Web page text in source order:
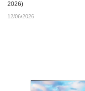
2026)
12/06/2026